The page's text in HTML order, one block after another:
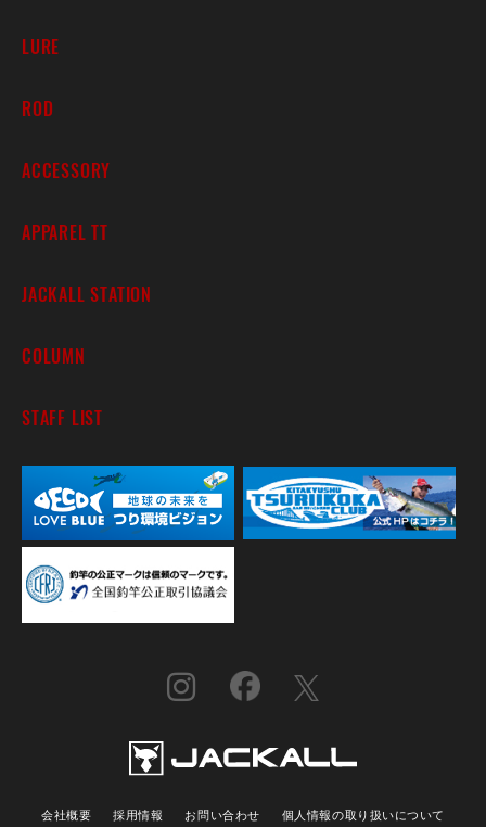
LURE
ROD
ACCESSORY
APPAREL TT
JACKALL STATION
COLUMN
STAFF LIST
会社概要 採用情報 お問い合わせ 個人情報の取り扱いについて